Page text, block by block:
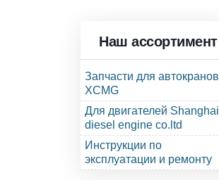
Наш ассортимент
Запчасти для автокранов
XCMG
Для двигателей Shanghai
diesel engine co.ltd
Инструкции по
эксплуатации и ремонту